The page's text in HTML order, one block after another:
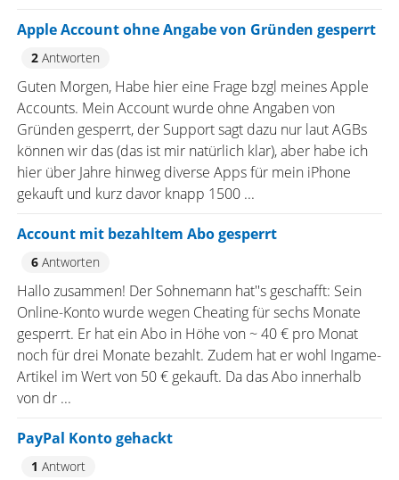
Apple Account ohne Angabe von Gründen gesperrt
2Antworten
Guten Morgen, Habe hier eine Frage bzgl meines Apple
Accounts. Mein Account wurde ohne Angaben von
Gründen gesperrt, der Support sagt dazu nur laut AGBs
können wir das (das ist mir natürlich klar), aber habe ich
hier über Jahre hinweg diverse Apps für mein iPhone
gekauft und kurz davor knapp 1500 ...
Account mit bezahltem Abo gesperrt
6Antworten
Hallo zusammen! Der Sohnemann hat''s geschafft: Sein
Online-Konto wurde wegen Cheating für sechs Monate
gesperrt. Er hat ein Abo in Höhe von ~ 40 € pro Monat
noch für drei Monate bezahlt. Zudem hat er wohl Ingame-
Artikel im Wert von 50 € gekauft. Da das Abo innerhalb
von dr ...
PayPal Konto gehackt
1 Antwort